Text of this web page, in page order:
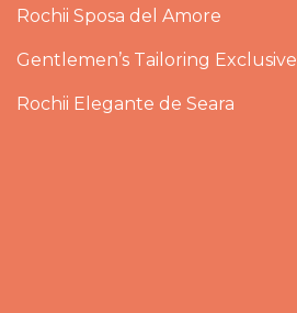
Rochii Sposa del Amore
Gentlemen’s Tailoring Exclusive
Rochii Elegante de Seara